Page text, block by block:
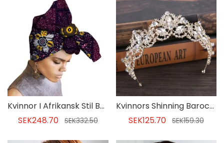
Kvinnor I Afrikansk Stil Bomullshårtillbehör
SEK248.70 SEK332.50
Kvinnors Shinning Barockstil Brudens Hårtillbehör
SEK125.70 SEK159.30